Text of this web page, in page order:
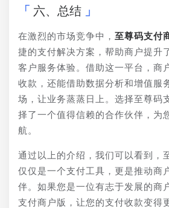
六、总结
在激烈的市场竞争中， 至尊码支付
捷的支付解决方案，帮助商户提升
客户服务体验。借助这一平台，商
收款，还能借助数据分析和增值服
场，让业务蒸蒸日上。选择至尊码
择了一个值得信赖的合作伙伴，为
航。
通过以上的介绍，我们可以看到，
仅仅是一个支付工具，更是推动商
伴。如果您是一位有志于发展的商
支付商户版，让您的支付收款变得